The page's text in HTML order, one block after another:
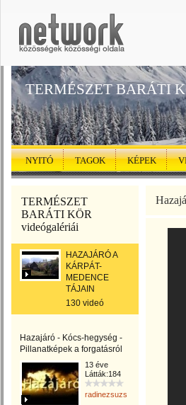
TERMÉSZET BARÁTI
NYITÓ TAGOK KÉPEK
TERMÉSZET
BARÁTI KÖR
videógalériái
HAZAJÁRÓ A
KÁRPÁT-
MEDENCE
TÁJAIN
130 videó
Hazajáró - Kócs-hegység -
Pillanatképek a forgatásról
13 éve
Látták:184
radinezsuzsa